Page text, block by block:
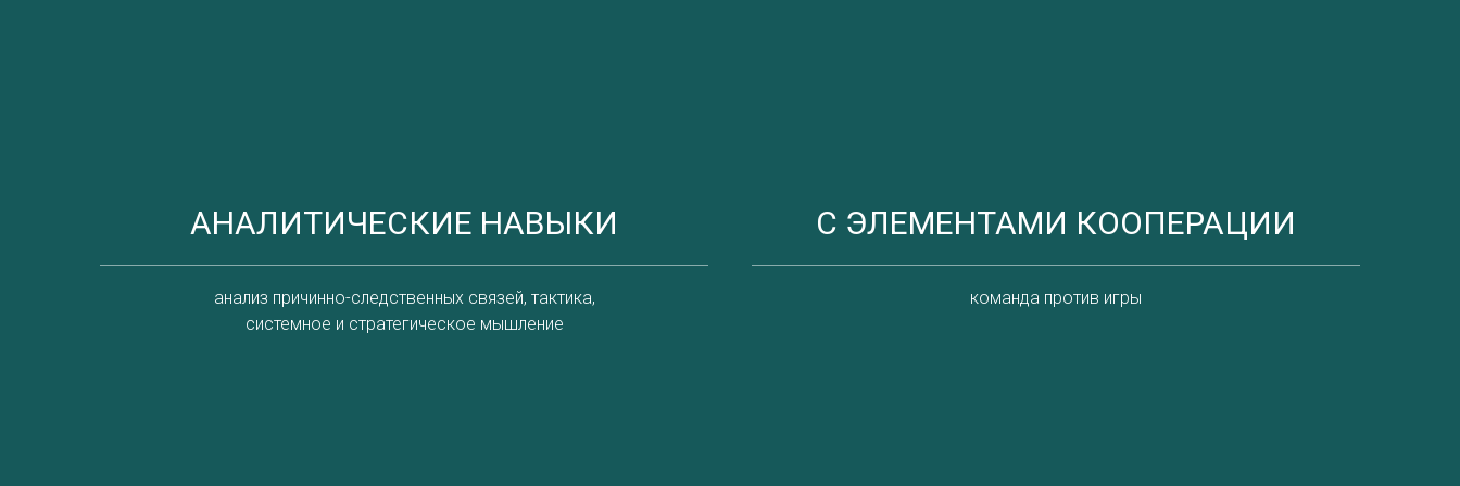
АНАЛИТИЧЕСКИЕ НАВЫКИ
анализ причинно-следственных связей, тактика,
системное и стратегическое мышление
С ЭЛЕМЕНТАМИ КООПЕРАЦИИ
команда против игры